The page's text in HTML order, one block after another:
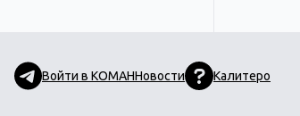
Войти в КОМАННовости Калитеро